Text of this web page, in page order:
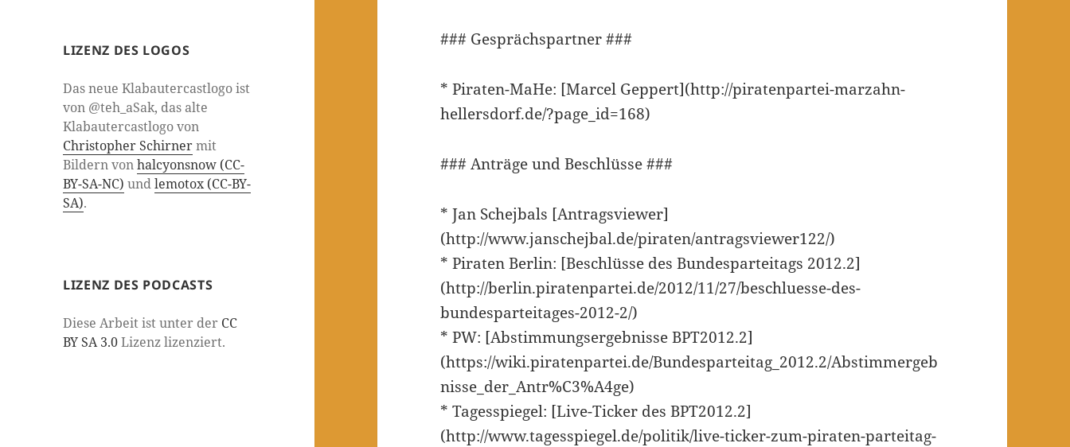
LIZENZ DES LOGOS
Das neue Klabautercastlogo ist
von @teh_aSak, das alte
Klabautercastlogo von
Christopher Schirnermit
Bildern vonhalcyonsnow (CC-
BY-SA-NC) undlemotox (CC-BY-
SA).
LIZENZ DES PODCASTS
Diese Arbeit ist unter der CC
BY SA 3.0Lizenz lizenziert.
### Gesprächspartner ###
* Piraten-MaHe: [Marcel Geppert](http://piratenpartei-marzahn-
hellersdorf.de/?page_id=168)
### Anträge und Beschlüsse ###
* Jan Schejbals [Antragsviewer]
(http://www.janschejbal.de/piraten/antragsviewer122/)
* Piraten Berlin: [Beschlüsse des Bundesparteitags 2012.2]
(http://berlin.piratenpartei.de/2012/11/27/beschluesse-des-
bundesparteitages-2012-2/)
* PW: [Abstimmungsergebnisse BPT2012.2]
(https://wiki.piratenpartei.de/Bundesparteitag_2012.2/Abstimmergeb
nisse_der_Antr%C3%A4ge)
* Tagesspiegel: [Live-Ticker des BPT2012.2]
(http://www.tagesspiegel.de/politik/live-ticker-zum-piraten-parteitag-